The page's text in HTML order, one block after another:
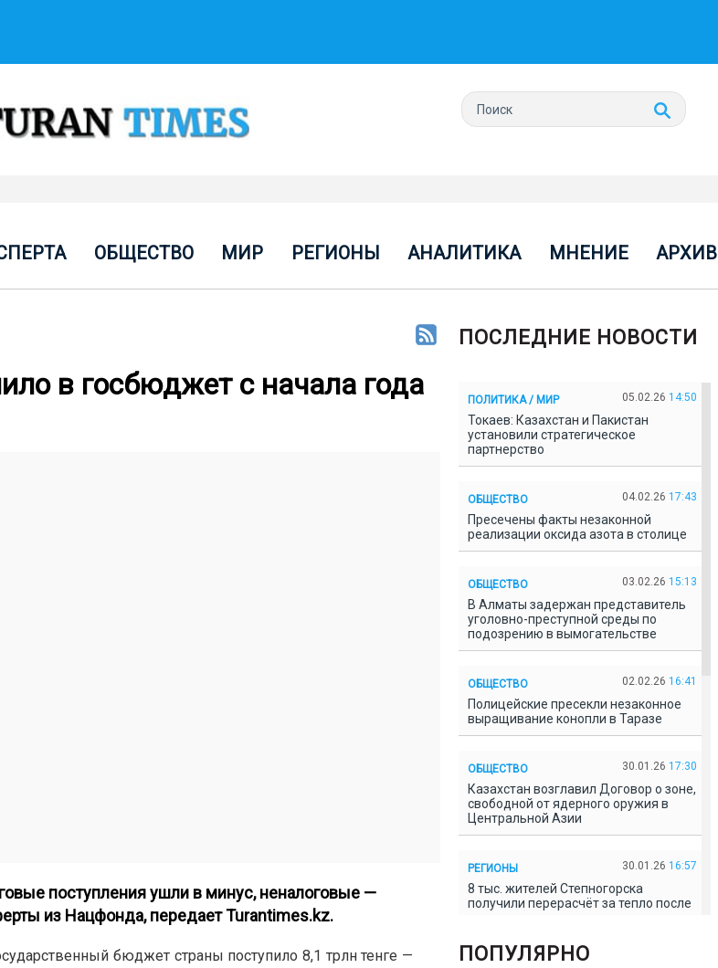
ОБЩЕСТВО МИР РЕГИОНЫ АНАЛИТИКА МНЕНИЕ АРХИВ
в госбюджет с начала года
поступления ушли в минус, неналоговые —
из Нацфонда, передаетTurantimes.kz.
бюджет страны поступило 8,1 трлн тенге —
ПОСЛЕДНИЕ НОВОСТИ
ПОЛИТИКА / МИР 05.02.26 14:50
Токаев: Казахстан и Пакистан
установили стратегическое
партнерство
ОБЩЕСТВО 04.02.26 17:43
Пресечены факты незаконной
реализации оксида азота в столице
ОБЩЕСТВО 03.02.26 15:13
В Алматы задержан представитель
уголовно-преступной среды по
подозрению в вымогательстве
ОБЩЕСТВО 02.02.26 16:41
Полицейские пресекли незаконное
выращивание конопли в Таразе
ОБЩЕСТВО 30.01.26 17:30
Казахстан возглавил Договор о зоне,
свободной от ядерного оружия в
Центральной Азии
РЕГИОНЫ 30.01.26 16:57
8 тыс. жителей Степногорска
получили перерасчёт за тепло после
ПОПУЛЯРНО